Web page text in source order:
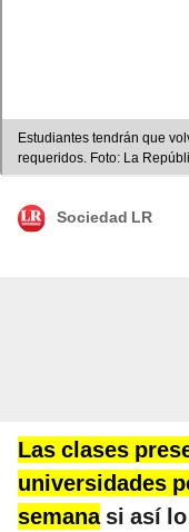
Estudiantes tendrán que
requeridos. Foto: La
Sociedad LR
Las clases
universidades
semanasi así lo